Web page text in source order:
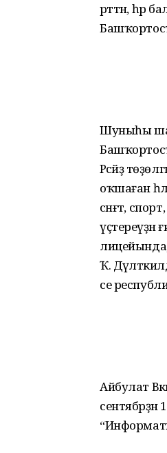
рәттән,
Шуныһы
Рәсәйҙә
оҡшаған
сәнғәт,
үҫтереүҙән
Ҡ.
се
Айбулат
сентябрҙән